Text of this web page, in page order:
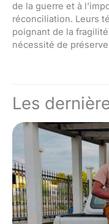
de la guerre et à
réconciliation. Leurs
poignant de la
nécessité de
Les